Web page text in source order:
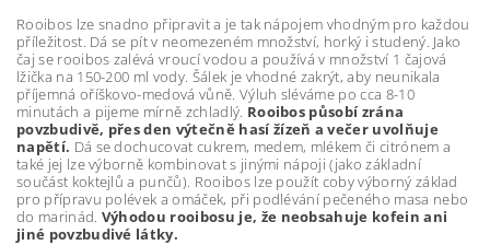
Rooibos lze snadno připravit a je tak nápojem vhodným pro každou
příležitost. Dá se pít v neomezeném množství, horký i studený. Jako
čaj se rooibos zalévá vroucí vodou a používá v množství 1 čajová
lžička na 150-200 ml vody. Šálek je vhodné zakrýt, aby neunikala
příjemná oříškovo-medová vůně. Výluh sléváme po cca 8-10
minutách a pijeme mírně zchladlý. Rooibos působí zrána
povzbudivě, přes den výtečně hasí žízeň a večer uvolňuje
napětí. Dá se dochucovat cukrem, medem, mlékem či citrónem a
také jej lze výborně kombinovat s jinými nápoji (jako základní
součást koktejlů a punčů). Rooibos lze použít coby výborný základ
pro přípravu polévek a omáček, při podlévání pečeného masa nebo
do marinád. Výhodou rooibosu je, že neobsahuje kofein ani
jiné povzbudivé látky.